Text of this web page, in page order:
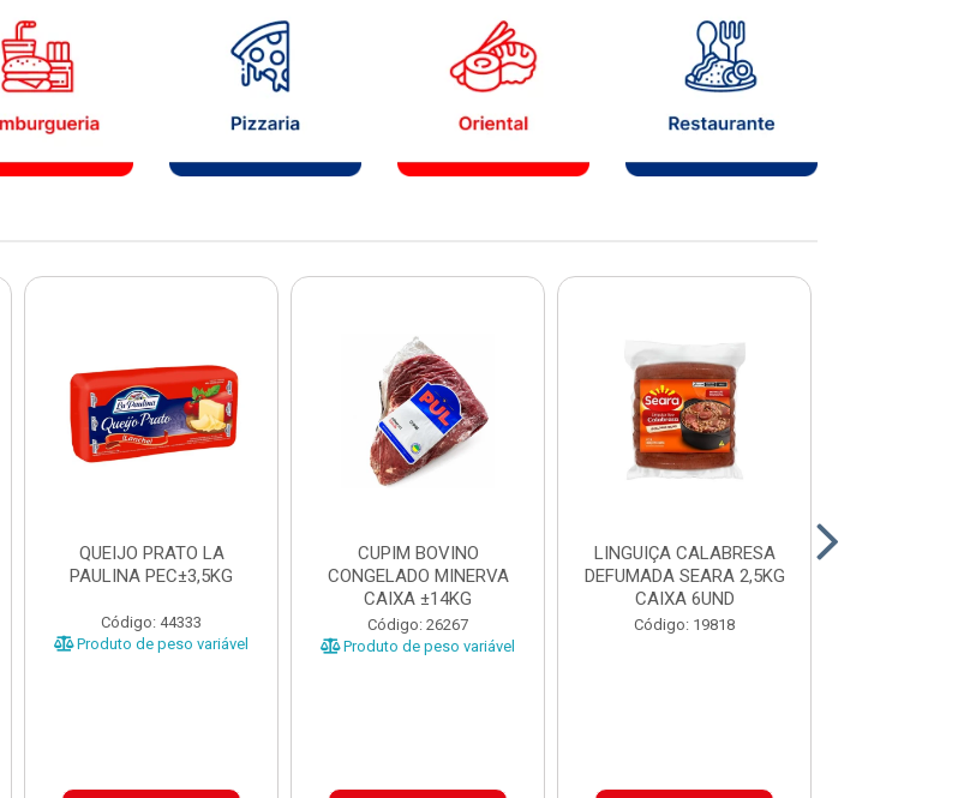
QUEIJO PRATO LA
PAULINA PEC±3,5KG
Código: 44333
Produto de peso variável
CUPIM BOVINO
CONGELADO MINERVA
CAIXA ±14KG
Código: 26267
Produto de peso variável
LINGUIÇA CALABRESA
DEFUMADA SEARA 2,5KG
CAIXA 6UND
Código: 19818